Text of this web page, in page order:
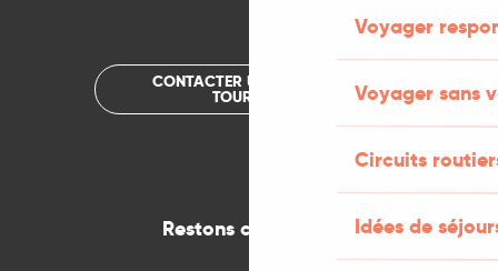
Voyager
Voyager sans
Circuits
Idées de
CONTACTER UN OFFICE DE
TOURISME
Restons connectés